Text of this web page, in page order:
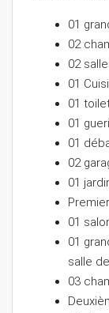
01
02
02
01
01
01
01
02
01
01
01
salle
03